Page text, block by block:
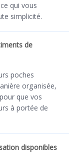
qui vous
simplicité.
de
poches
organisée,
que vos
à portée de
disponibles